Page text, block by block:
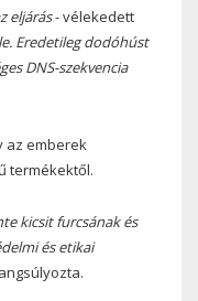
eljárás- vélekedett
Eredetileg dodóhúst
DNS-szekvencia
az emberek
termékektől.
kicsit furcsának és
és etikai